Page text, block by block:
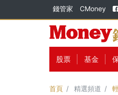
錢管家 CMoney
股票 基金
首頁 精選頻道